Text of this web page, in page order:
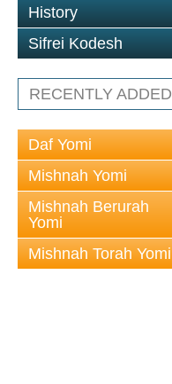
History
Sifrei Kodesh
RECENTLY ADDED
Daf Yomi
Mishnah Yomi
Mishnah Berurah
Yomi
Mishnah Torah Yomi